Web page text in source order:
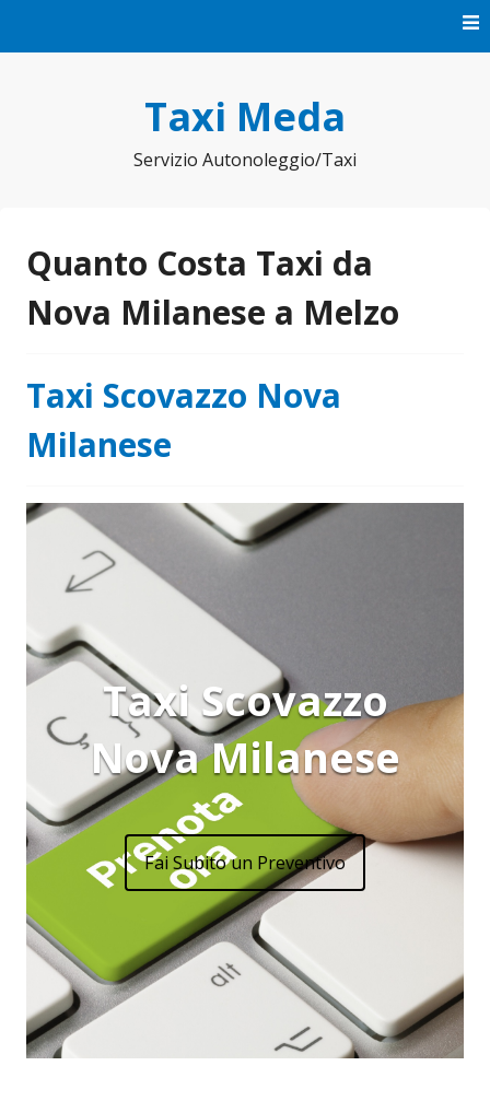
Taxi Meda
Servizio Autonoleggio/Taxi
Quanto Costa Taxi da
Nova Milanese a Melzo
Taxi Scovazzo Nova
Milanese
Taxi Scovazzo
Nova Milanese
Fai Subito un Preventivo